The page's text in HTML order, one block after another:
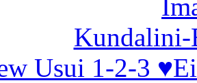
Kundalini-
Usui 1-2-3